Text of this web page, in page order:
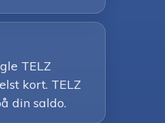
TELZ
kort. TELZ
din saldo.